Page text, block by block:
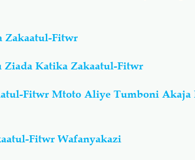
Zakaatul-Fitwr
Ziada Katika Zakaatul-Fitwr
Fitwr Mtoto Aliye Tumboni Akaja
Fitwr Wafanyakazi